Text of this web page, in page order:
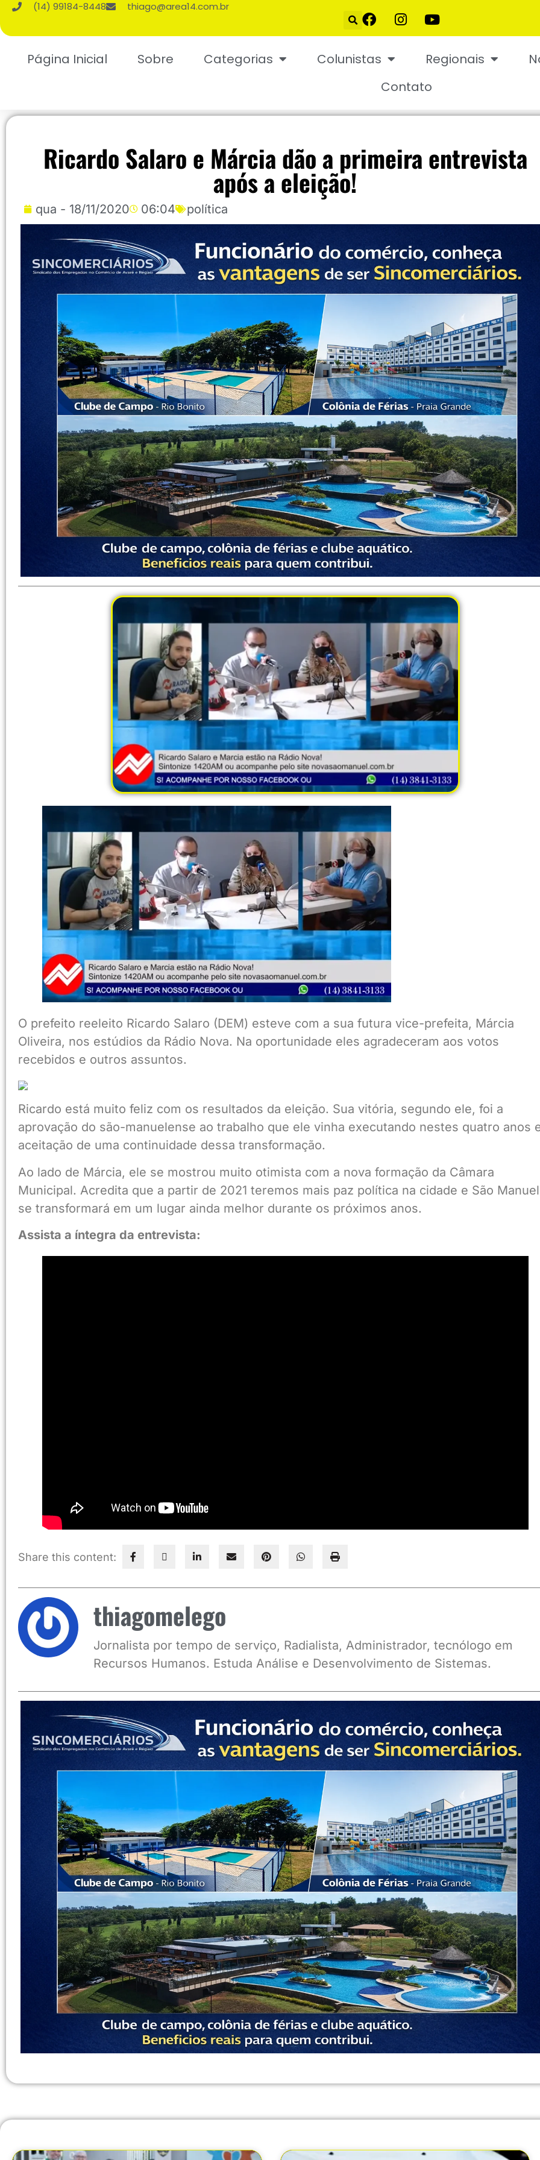
(14) 99184-8448 thiago@area14.com.br
Página Inicial Sobre Categorias Colunistas Regionais
Contato
Ricardo Salaro e Márcia dão a primeira entrevista
após a eleição!
qua - 18/11/2020 06:04 política
O prefeito reeleito Ricardo Salaro (DEM) esteve com a sua futura vice-prefeita, Márcia
Oliveira, nos estúdios da Rádio Nova. Na oportunidade eles agradeceram aos votos
recebidos e outros assuntos.
Ricardo está muito feliz com os resultados da eleição. Sua vitória, segundo ele, foi a
aprovação do são-manuelense ao trabalho que ele vinha executando nestes quatro anos
aceitação de uma continuidade dessa transformação.
Ao lado de Márcia, ele se mostrou muito otimista com a nova formação da Câmara
Municipal. Acredita que a partir de 2021 teremos mais paz política na cidade e São Manuel
se transformará em um lugar ainda melhor durante os próximos anos.
Assista a íntegra da entrevista:
Share this content:
thiagomelego
Jornalista por tempo de serviço, Radialista, Administrador, tecnólogo em
Recursos Humanos. Estuda Análise e Desenvolvimento de Sistemas.